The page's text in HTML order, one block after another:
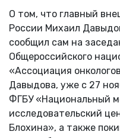
О том, что главный
России Михаил
сообщил сам на
Общероссийского
«Ассоциация
Давыдова, уже с 27
ФГБУ «Национальный
исследовательский
Блохина», а также